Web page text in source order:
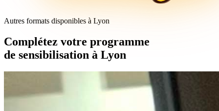
Autres formats disponibles à Lyon
Complétez votre programme
de sensibilisation à Lyon